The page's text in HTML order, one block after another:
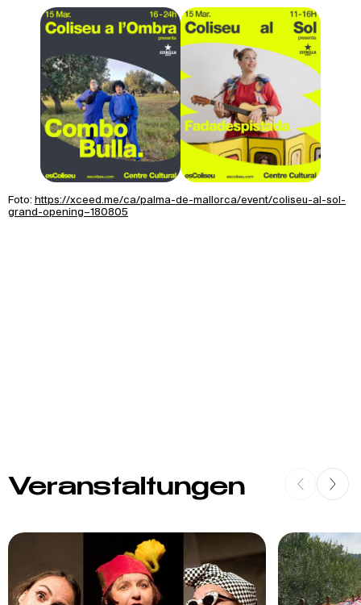
Foto: https://xceed.me/ca/palma-de-mallorca/event/coliseu-al-sol-
grand-opening–180805
Veranstaltungen